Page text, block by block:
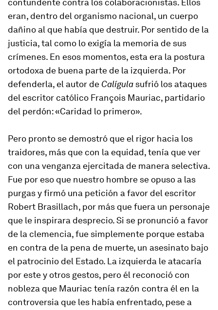
contundente contra los colaboracionistas. Ellos
eran, dentro del organismo nacional, un cuerpo
dañino al que había que destruir. Por sentido de la
justicia, tal como lo exigía la memoria de sus
crímenes. En esos momentos, esta era la postura
ortodoxa de buena parte de la izquierda. Por
defenderla, el autor de Calígula sufrió los ataques
del escritor católico François Mauriac, partidario
del perdón: «Caridad lo primero».
Pero pronto se demostró que el rigor hacia los
traidores, más que con la equidad, tenía que ver
con una venganza ejercitada de manera selectiva.
Fue por eso que nuestro hombre se opuso a las
purgas y firmó una petición a favor del escritor
Robert Brasillach, por más que fuera un personaje
que le inspirara desprecio. Si se pronunció a favor
de la clemencia, fue simplemente porque estaba
en contra de la pena de muerte, un asesinato bajo
el patrocinio del Estado. La izquierda le atacaría
por este y otros gestos, pero él reconoció con
nobleza que Mauriac tenía razón contra él en la
controversia que les había enfrentado, pese a